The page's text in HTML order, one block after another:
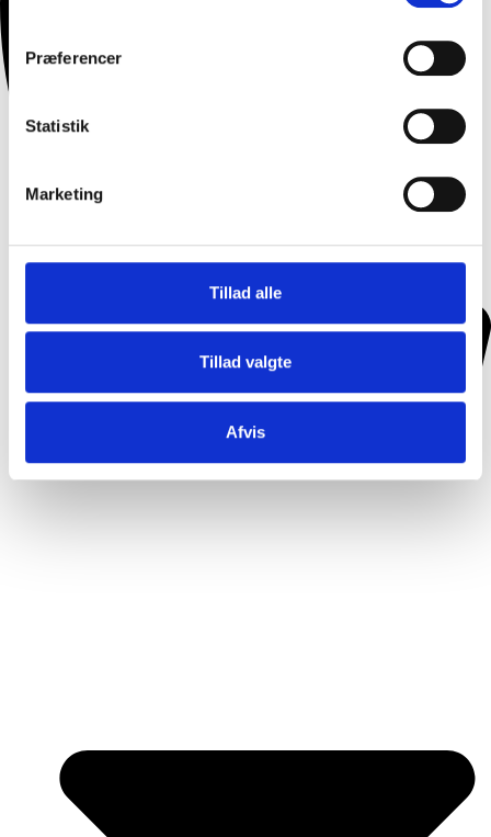
Præferencer
Statistik
Marketing
Tillad alle
Tillad valgte
Afvis
Møde/Konference